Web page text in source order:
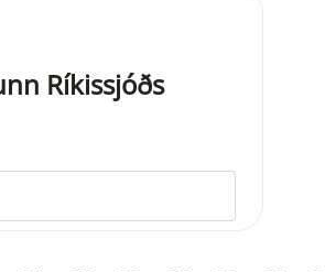
Ríkissjóðs